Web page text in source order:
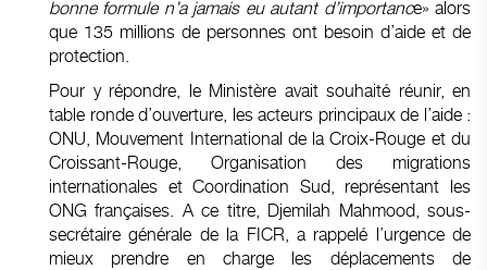
bonne formule n’a jamais eu autant d’importance» alors
que 135 millions de personnes ont besoin d’aide et de
protection.
Pour y répondre, le Ministère avait souhaité réunir, en
table ronde d’ouverture, les acteurs principaux de l’aide :
ONU, Mouvement International de la Croix-Rouge et du
Croissant-Rouge, Organisation des migrations
internationales et Coordination Sud, représentant les
ONG françaises. A ce titre, Djemilah Mahmood, sous-
secrétaire générale de la FICR, a rappelé l’urgence de
mieux prendre en charge les déplacements de